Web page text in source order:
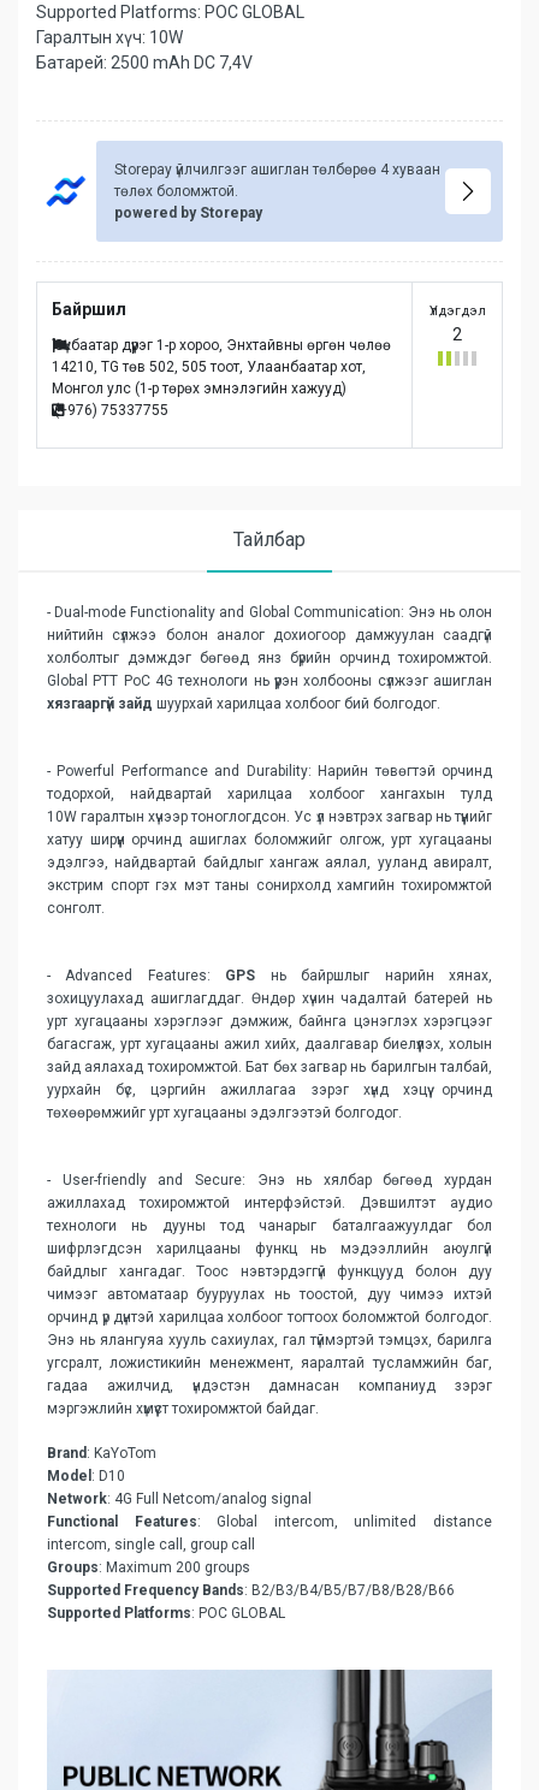
Supported Platforms: POC GLOBAL
Гаралтын хүч: 10W
Батарей: 2500 mAh DC 7,4V
Storepay үйлчилгээг ашиглан төлбөрөө 4 хуваан
төлөх боломжтой.
powered by Storepay
Байршил
Сүхбаатар дүүрэг 1-р хороо, Энхтайвны өргөн чөлөө
14210, TG төв 502, 505 тоот, Улаанбаатар хот,
Монгол улc (1-р төрөх эмнэлэгийн хажууд)
(+976) 75337755
Үлдэгдэл
2
Тайлбар
- Dual-mode Functionality and Global Communication: Энэ нь олон
нийтийн сүлжээ болон аналог дохиогоор дамжуулан саадгүй
холболтыг дэмждэг бөгөөд янз бүрийн орчинд тохиромжтой.
Global PTT PoC 4G технологи нь үүрэн холбооны сүлжээг ашиглан
хязгааргүй зайд шуурхай харилцаа холбоог бий болгодог.
- Powerful Performance and Durability: Нарийн төвөгтэй орчинд
тодорхой, найдвартай харилцаа холбоог хангахын тулд
10W гаралтын хүчээр тоноглогдсон. Ус үл нэвтрэх загвар нь түүнийг
хатуу ширүүн орчинд ашиглах боломжийг олгож, урт хугацааны
эдэлгээ, найдвартай байдлыг хангаж аялал, ууланд авиралт,
экстрим спорт гэх мэт таны сонирхолд хамгийн тохиромжтой
сонголт.
- Advanced Features: GPS нь байршлыг нарийн хянах,
зохицуулахад ашиглагддаг. Өндөр хүчин чадалтай батерей нь
урт хугацааны хэрэглээг дэмжиж, байнга цэнэглэх хэрэгцээг
багасгаж, урт хугацааны ажил хийх, даалгавар биелүүлэх, холын
зайд аялахад тохиромжтой. Бат бөх загвар нь барилгын талбай,
уурхайн бүс, цэргийн ажиллагаа зэрэг хүнд хэцүү орчинд
төхөөрөмжийг урт хугацааны эдэлгээтэй болгодог.
- User-friendly and Secure: Энэ нь хялбар бөгөөд хурдан
ажиллахад тохиромжтой интерфэйстэй. Дэвшилтэт аудио
технологи нь дууны тод чанарыг баталгаажуулдаг бол
шифрлэгдсэн харилцааны функц нь мэдээллийн аюулгүй
байдлыг хангадаг. Тоос нэвтэрдэггүй функцууд болон дуу
чимээг автоматаар бууруулах нь тоостой, дуу чимээ ихтэй
орчинд үр дүнтэй харилцаа холбоог тогтоох боломжтой болгодог.
Энэ нь ялангуяа хууль сахиулах, гал түймэртэй тэмцэх, барилга
угсралт, ложистикийн менежмент, яаралтай тусламжийн баг,
гадаа ажилчид, үндэстэн дамнасан компаниуд зэрэг
мэргэжлийн хүмүүст тохиромжтой байдаг.
Brand : KaYoTom
Model : D10
Network: 4G Full Netcom/analog signal
Functional Features: Global intercom, unlimited distance
intercom, single call, group call
Groups: Maximum 200 groups
Supported Frequency Bands: B2/B3/B4/B5/B7/B8/B28/B66
Supported Platforms: POC GLOBAL